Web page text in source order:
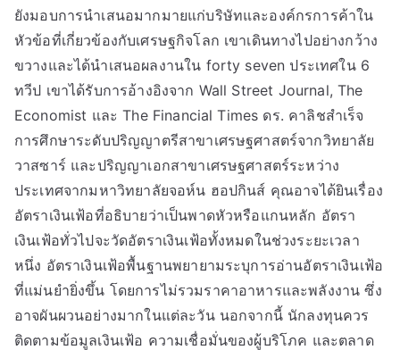
ยังมอบการนำเสนอมากมายแก่บริษัทและองค์กรการค้าใน
หัวข้อที่เกี่ยวข้องกับเศรษฐกิจโลก เขาเดินทางไปอย่างกว้าง
ขวางและได้นำเสนอผลงานใน forty seven ประเทศใน 6
ทวีป เขาได้รับการอ้างอิงจาก Wall Street Journal, The
Economist และ The Financial Times ดร. คาลิชสำเร็จ
การศึกษาระดับปริญญาตรีสาขาเศรษฐศาสตร์จากวิทยาลัย
วาสซาร์ และปริญญาเอกสาขาเศรษฐศาสตร์ระหว่าง
ประเทศจากมหาวิทยาลัยจอห์น ฮอปกินส์ คุณอาจได้ยินเรื่อง
อัตราเงินเฟ้อที่อธิบายว่าเป็นพาดหัวหรือแกนหลัก อัตรา
เงินเฟ้อทั่วไปจะวัดอัตราเงินเฟ้อทั้งหมดในช่วงระยะเวลา
หนึ่ง อัตราเงินเฟ้อพื้นฐานพยายามระบุการอ่านอัตราเงินเฟ้อ
ที่แม่นยำยิ่งขึ้น โดยการไม่รวมราคาอาหารและพลังงาน ซึ่ง
อาจผันผวนอย่างมากในแต่ละวัน นอกจากนี้ นักลงทุนควร
ติดตามข้อมูลเงินเฟ้อ ความเชื่อมั่นของผู้บริโภค และตลาด